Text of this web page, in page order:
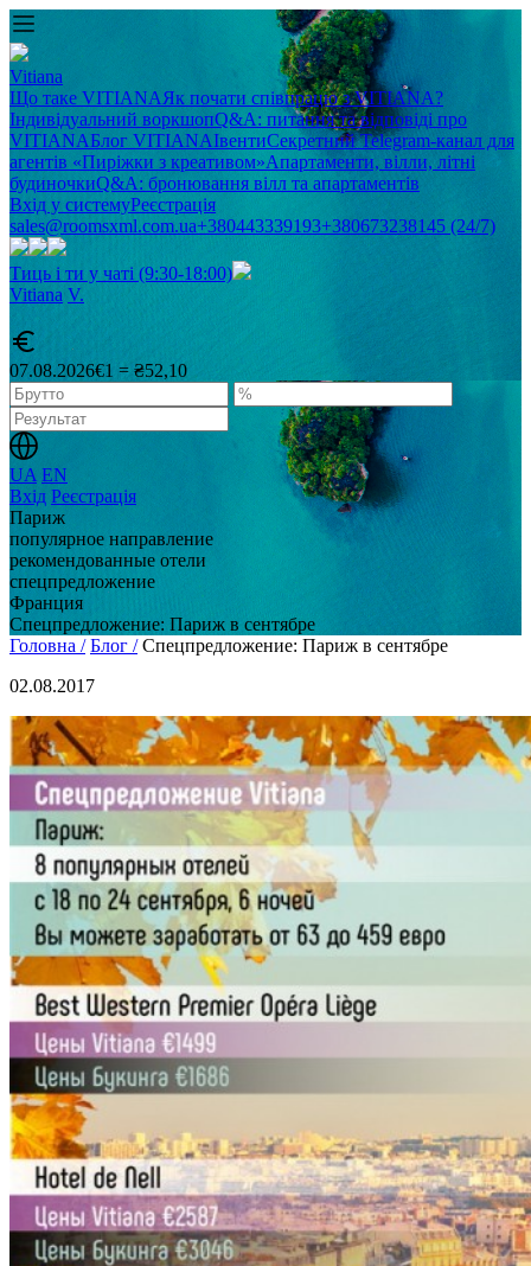
Vitiana
Що таке VITIANAЯк почати співпрацю з VITIANA?
Індивідуальний воркшопQ&A: питання та відповіді про
VITIANAБлог VITIANAІвентиСекретний Telegram-канал для
агентів «Пиріжки з креативом»Апартаменти, вілли, літні
будиночкиQ&A: бронювання вілл та апартаментів
Вхід у системуРеєстрація
sales@roomsxml.com.ua+380443339193+380673238145 (24/7)
Тиць і ти у чаті (9:30-18:00)
Vitiana V.
07.08.2026€1 = ₴52,10
UA EN
Вхід Реєстрація
Париж
популярное направление
рекомендованные отели
спецпредложение
Франция
Спецпредложение: Париж в сентябре
Головна / Блог / Спецпредложение: Париж в сентябре
02.08.2017